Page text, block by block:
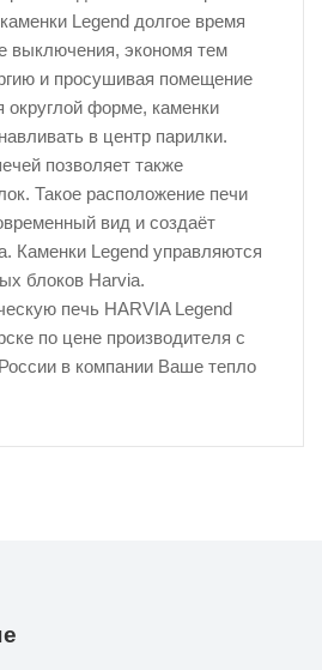
Legend долгое время
выключения, экономя тем
и просушивая помещение
округлой форме, каменки
в центр парилки.
позволяет также
Такое расположение печи
вид и создаёт
Каменки Legend управляются
блоков Harvia.
печь HARVIA Legend
по цене производителя с
в компании Ваше тепло